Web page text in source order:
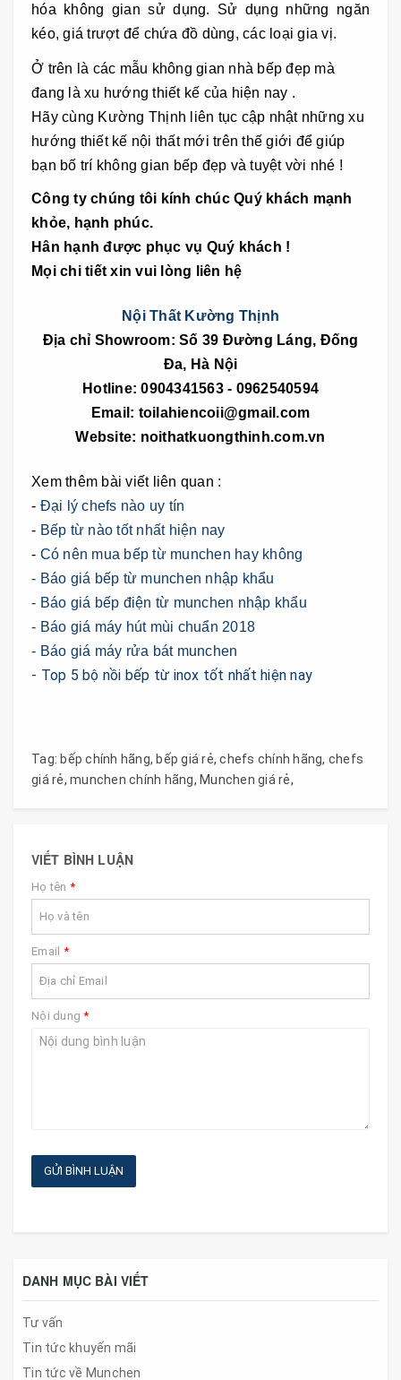
hóa không gian sử dụng. Sử dụng những ngăn
kéo, giá trượt để chứa đồ dùng, các loại gia vị.
Ở trên là các mẫu không gian nhà bếp đẹp mà
đang là xu hướng thiết kế của hiện nay .
Hãy cùng Kường Thịnh liên tục cập nhật những xu
hướng thiết kế nội thất mới trên thế giới để giúp
bạn bố trí không gian bếp đẹp và tuyệt vời nhé !
Công ty chúng tôi kính chúc Quý khách mạnh
khỏe, hạnh phúc.
Hân hạnh được phục vụ Quý khách !
Mọi chi tiết xin vui lòng liên hệ
Nội Thất Kường Thịnh
Địa chỉ Showroom: Số 39 Đường Láng, Đống
Đa, Hà Nội
Hotline: 0904341563 - 0962540594
Email: toilahiencoii@gmail.com
Website: noithatkuongthinh.com.vn
Xem thêm bài viết liên quan :
- Đại lý chefs nào uy tín
- Bếp từ nào tốt nhất hiện nay
- Có nên mua bếp từ munchen hay không
- Báo giá bếp từ munchen nhập khẩu
- Báo giá bếp điện từ munchen nhập khẩu
- Báo giá máy hút mùi chuẩn 2018
- Báo giá máy rửa bát munchen
- Top 5 bộ nồi bếp từ inox tốt nhất hiện nay
Tag: bếp chính hãng, bếp giá rẻ,chefs chính hãng, chefs
giá rẻ, munchen chính hãng, Munchen giá rẻ,
VIẾT BÌNH LUẬN
Họ tên *
Email *
Nội dung*
GỬI BÌNH LUẬN
DANH MỤC BÀI VIẾT
Tư vấn
Tin tức khuyến mãi
Tin tức về Munchen